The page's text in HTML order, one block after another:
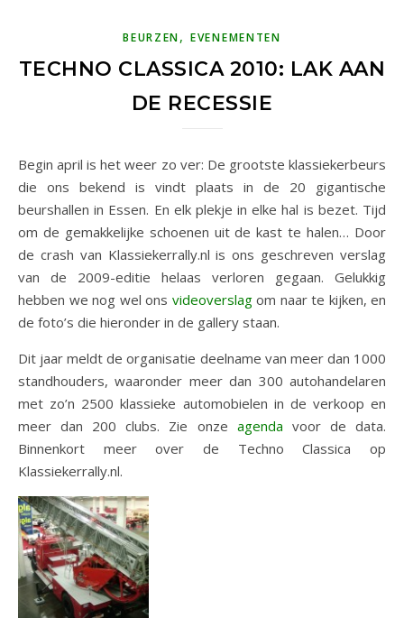
BEURZEN,EVENEMENTEN
TECHNO CLASSICA 2010: LAK AAN
DE RECESSIE
Begin april is het weer zo ver: De grootste klassiekerbeurs
die ons bekend is vindt plaats in de 20 gigantische
beurshallen in Essen. En elk plekje in elke hal is bezet. Tijd
om de gemakkelijke schoenen uit de kast te halen… Door
de crash van Klassiekerrally.nl is ons geschreven verslag
van de 2009-editie helaas verloren gegaan. Gelukkig
hebben we nog wel ons videoverslagom naar te kijken, en
de foto’s die hieronder in de gallery staan.
Dit jaar meldt de organisatie deelname van meer dan 1000
standhouders, waaronder meer dan 300 autohandelaren
met zo’n 2500 klassieke automobielen in de verkoop en
meer dan 200 clubs. Zie onze agenda voor de data.
Binnenkort meer over de Techno Classica op
Klassiekerrally.nl.